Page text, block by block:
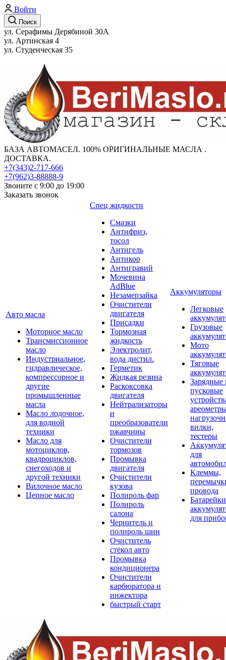
Войти
Поиск
ул. Серафимы Дерябиной 30А
ул. Артинская 4
ул. Студенческая 35
БАЗА АВТОМАСЕЛ. 100% ОРИГИНАЛЬНЫЕ МАСЛА .
ДОСТАВКА.
+7(343)2-717-666
+7(962)3-88888-9
Звоните с 9:00 до 19:00
Заказать звонок
Авто масла
Моторное масло
Трансмиссионное
масло
Индустриальное,
гидравлическое,
компрессорное и
другие
промышленные
масла
Масло лодочное,
для водной
техники
Масло для
мотоциклов,
квадроциклов,
снегоходов и
другой техники
Вилочное масло
Цепное масло
Спец жидкости
Смазки
Антифриз,
тосол
Антигель
Антикор
Антигравий
Мочевина
AdBlue
Незамерзайка
Очистители
двигателя
Присадки
Тормозная
жидкость
Электролит,
вода дистил.
Герметик
Жидкая резина
Раскоксовка
двигателя
Нейтрализаторы
и
преобразователи
ржавчины
Очистители
тормозов
Промывка
двигателя
Очистители
кузова
Полироль фар
Полироль
салона
Чернитель и
полироль шин
Очиститель
стёкол авто
Промывка
кондиционера
Очистители
карбюратора и
инжектора
быстрый старт
Аккумуляторы
Легковые
Грузовые
Мото
Тяговые
Зарядные
пусковые
вилки,
тестеры
для
Клеммы,
провода
для